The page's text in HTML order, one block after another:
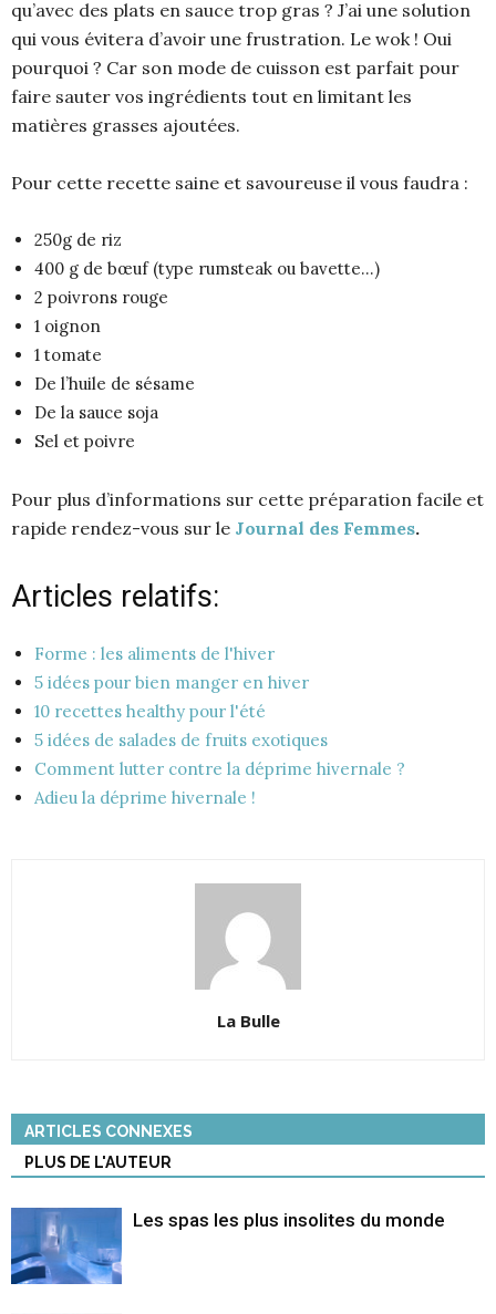
qu’avec des plats en sauce trop gras ? J’ai une solution
qui vous évitera d’avoir une frustration. Le wok ! Oui
pourquoi ? Car son mode de cuisson est parfait pour
faire sauter vos ingrédients tout en limitant les
matières grasses ajoutées.
Pour cette recette saine et savoureuse il vous faudra :
250g de riz
400 g de bœuf (type rumsteak ou bavette…)
2 poivrons rouge
1 oignon
1 tomate
De l’huile de sésame
De la sauce soja
Sel et poivre
Pour plus d’informations sur cette préparation facile et
rapide rendez-vous sur le Journal des Femmes.
Articles relatifs:
Forme : les aliments de l'hiver
5 idées pour bien manger en hiver
10 recettes healthy pour l'été
5 idées de salades de fruits exotiques
Comment lutter contre la déprime hivernale ?
Adieu la déprime hivernale !
La Bulle
ARTICLES CONNEXES
PLUS DE L'AUTEUR
Les spas les plus insolites du monde